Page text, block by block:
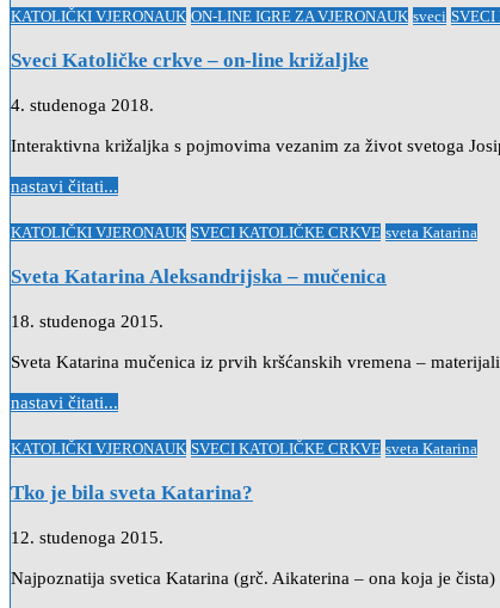
Posted
KATOLIČKI VJERONAUK ON-LINE IGRE ZA VJERONAUK sveci SVECI
Sveci Katoličke crkve – on-line križaljke
4. studenoga 2018.
Interaktivna križaljka s pojmovima vezanim za život svetoga
nastavi čitati...
Posted
KATOLIČKI VJERONAUK SVECI KATOLIČKE CRKVE sveta Katarina
Sveta Katarina Aleksandrijska – mučenica
18. studenoga 2015.
Sveta Katarina mučenica iz prvih kršćanskih vremena –
nastavi čitati...
Posted
KATOLIČKI VJERONAUK SVECI KATOLIČKE CRKVE sveta Katarina
Tko je bila sveta Katarina?
12. studenoga 2015.
Najpoznatija svetica Katarina (grč. Aikaterina – ona koja je